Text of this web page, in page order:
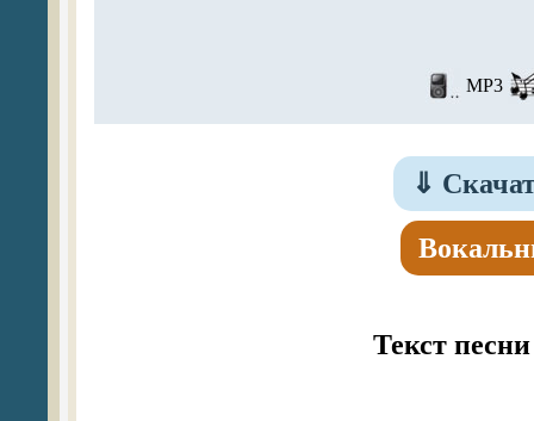
MP3
⇓
Текст